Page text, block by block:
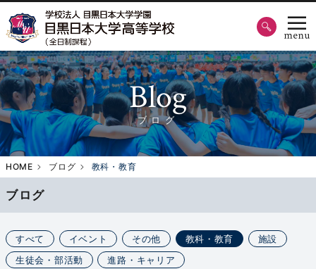
Blog
ブログ
HOME ブログ 教科・教育
ブログ
すべて イベント その他 教科・教育
施設
生徒会・部活動
進路・キャリア